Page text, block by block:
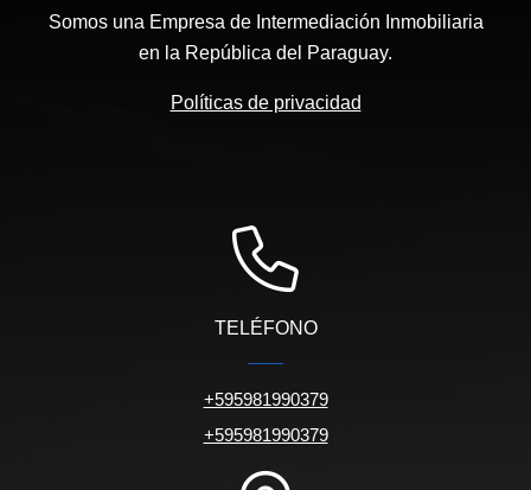
Somos una Empresa de Intermediación Inmobiliaria
en la República del Paraguay.
Políticas de privacidad
TELÉFONO
+595981990379
+595981990379